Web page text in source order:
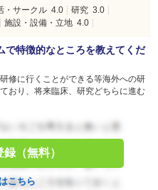
・サークル 4.0 研究 3.0
施設・設備・立地 4.0
で特徴的なところを教えてくだ
修に行くことができる等海外への研
おり、将来臨床、研究どちらに進む
（無料）
こちら